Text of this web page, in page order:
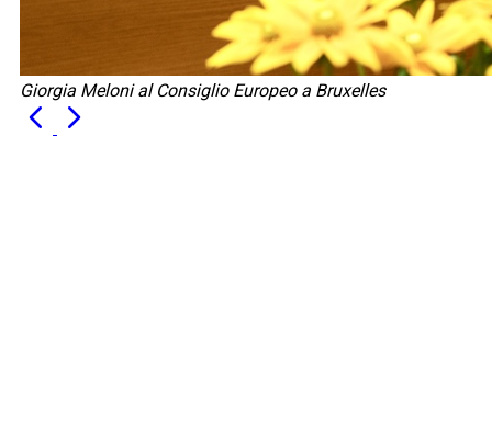
Giorgia Meloni al Consiglio Europeo a Bruxelles